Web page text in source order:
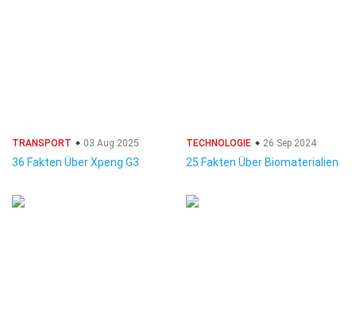
TRANSPORT 03 Aug 2025
36 Fakten Über Xpeng G3
TECHNOLOGIE 26 Sep 2024
25 Fakten Über Biomaterialien